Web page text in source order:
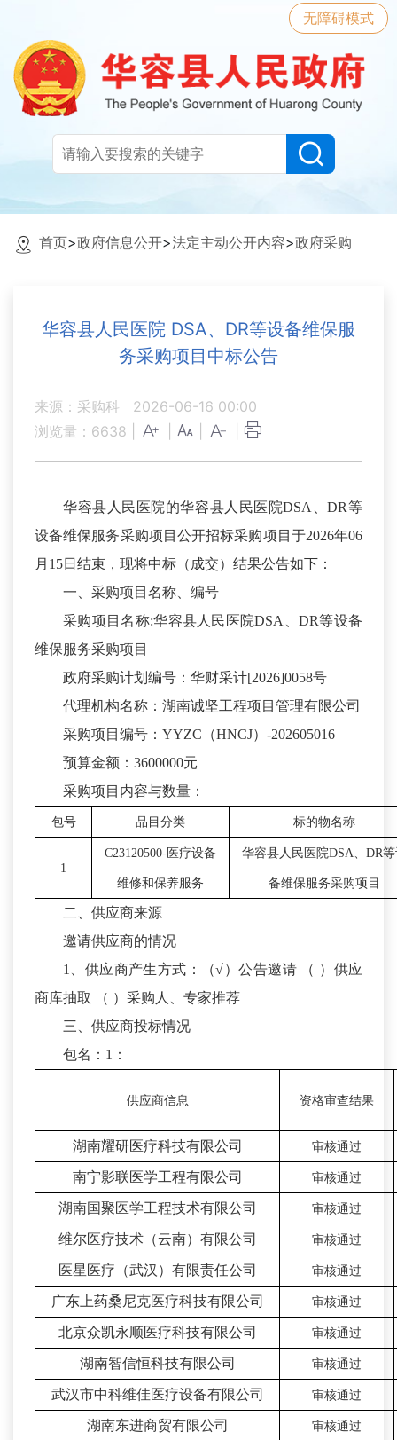
无障碍模式
首页>政府信息公开>法定主动公开内容>政府采购
华容县人民医院 DSA、DR等设备维保服
务采购项目中标公告
来源：采购科
2026-06-16 00:00
浏览量： 6638
华容县人民医院的华容县人民医院DSA、DR等
设备维保服务采购项目公开招标采购项目于2026年06
月15日结束，现将中标（成交）结果公告如下：
一、采购项目名称、编号
采购项目名称:华容县人民医院DSA、DR等设备
维保服务采购项目
政府采购计划编号：华财采计[2026]0058号
代理机构名称：湖南诚坚工程项目管理有限公司
采购项目编号：YYZC（HNCJ）-202605016
预算金额：3600000元
采购项目内容与数量：
包号 品目分类 标的物名称
1
C23120500- 医疗设备
维修和保养服务
华容县人民医院DSA、 DR等
备维保服务采购项目
二、供应商来源
邀请供应商的情况
1、供应商产生方式：（√）公告邀请 （ ）供应
商库抽取 （ ）采购人、专家推荐
三、供应商投标情况
包名：1：
供应商信息 资格审查结果
湖南耀研医疗科技有限公司 审核通过
南宁影联医学工程有限公司 审核通过
湖南国聚医学工程技术有限公司 审核通过
维尔医疗技术（云南）有限公司 审核通过
医星医疗（武汉）有限责任公司 审核通过
广东上药桑尼克医疗科技有限公司 审核通过
北京众凯永顺医疗科技有限公司 审核通过
湖南智信恒科技有限公司 审核通过
武汉市中科维佳医疗设备有限公司 审核通过
湖南东进商贸有限公司 审核通过